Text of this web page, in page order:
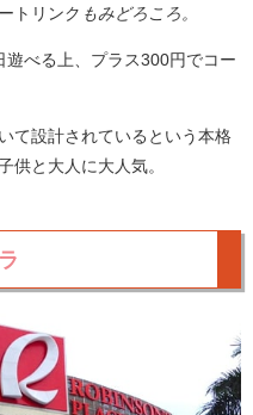
トリンク もみどろころ。
べる上、プラス300円でコー
て設計されているという本格
供と大人に大人気。